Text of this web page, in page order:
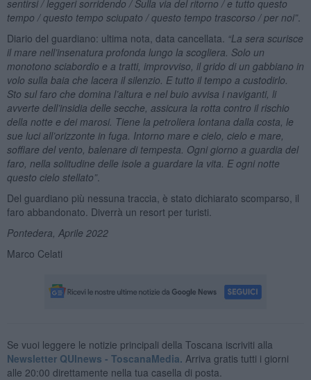
sentirsi / leggeri sorridendo / Sulla via del ritorno / e tutto questo
tempo / questo tempo sciupato / questo tempo trascorso / per noi”.
Diario del guardiano: ultima nota, data cancellata. “La sera scurisce
il mare nell’insenatura profonda lungo la scogliera. Solo un
monotono sciabordio e a tratti, improvviso, il grido di un gabbiano in
volo sulla baia che lacera il silenzio. E tutto il tempo a custodirlo.
Sto sul faro che domina l’altura e nel buio avvisa i naviganti, li
avverte dell’insidia delle secche, assicura la rotta contro il rischio
della notte e dei marosi. Tiene la petroliera lontana dalla costa, le
sue luci all’orizzonte in fuga. Intorno mare e cielo, cielo e mare,
soffiare del vento, balenare di tempesta. Ogni giorno a guardia del
faro, nella solitudine delle isole a guardare la vita. E ogni notte
questo cielo stellato”.
Del guardiano più nessuna traccia, è stato dichiarato scomparso, il
faro abbandonato. Diverrà un resort per turisti.
Pontedera, Aprile 2022
Marco Celati
Se vuoi leggere le notizie principali della Toscana iscriviti alla
Newsletter QUInews - ToscanaMedia. Arriva gratis tutti i giorni
alle 20:00 direttamente nella tua casella di posta.